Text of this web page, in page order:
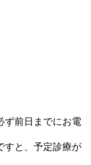
ず前日までにお電
すと、予定診療が